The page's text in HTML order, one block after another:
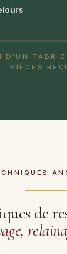
D'UN
PIÈCES
de